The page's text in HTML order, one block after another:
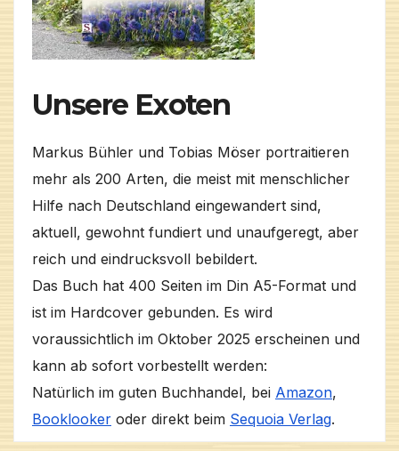
Unsere Exoten
Markus Bühler und Tobias Möser portraitieren
mehr als 200 Arten, die meist mit menschlicher
Hilfe nach Deutschland eingewandert sind,
aktuell, gewohnt fundiert und unaufgeregt, aber
reich und eindrucksvoll bebildert.
Das Buch hat 400 Seiten im Din A5-Format und
ist im Hardcover gebunden. Es wird
voraussichtlich im Oktober 2025 erscheinen und
kann ab sofort vorbestellt werden:
Natürlich im guten Buchhandel, bei Amazon,
Booklooker oder direkt beim Sequoia Verlag.